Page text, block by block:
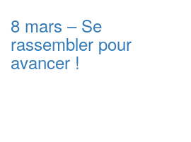
8 mars – Se
rassembler pour
avancer !